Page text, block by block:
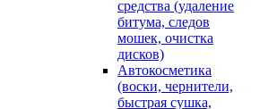
средства (удаление
битума, следов
мошек, очистка
дисков)
Автокосметика
(воски, чернители,
быстрая сушка,